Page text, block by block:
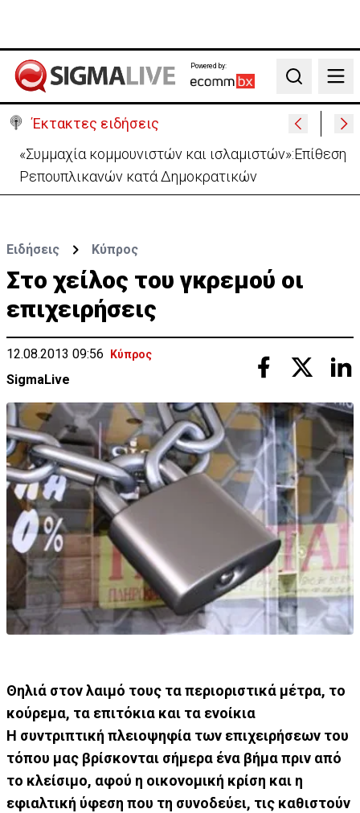
Powered by:
Search
Έκτακτες ειδήσεις
«Συμμαχία κομμουνιστών και ισλαμιστών»:Επίθεση
Ρεπουπλικανών κατά Δημοκρατικών
Ειδήσεις Κύπρος
Στο χείλος του γκρεμού οι
επιχειρήσεις
12.08.2013 09:56 Κύπρος
SigmaLive
Θηλιά στον λαιμό τους τα περιοριστικά μέτρα, το
κούρεμα, τα επιτόκια και τα ενοίκια
Η συντριπτική πλειοψηφία των επιχειρήσεων του
τόπου μας βρίσκονται σήμερα ένα βήμα πριν από
το κλείσιμο, αφού η οικονομική κρίση και η
εφιαλτική ύφεση που τη συνοδεύει, τις καθιστούν